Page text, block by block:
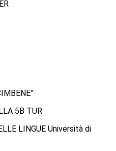
5B TUR
LINGUE Università di